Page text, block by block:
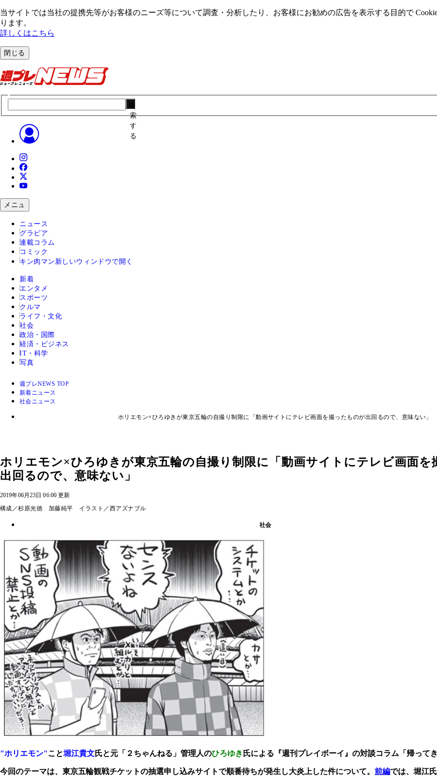
当サイトでは当社の提携先等がお客様のニーズ等について調査・分析したり、お客様にお勧めの広告を表⽰する⽬的で
ります。
詳しくはこちら
閉じる
索
す
る
メニュ
ニュース
グラビア
連載コラム
コミック
キン肉マン 新しいウィンドウで開く
新着
エンタメ
スポーツ
クルマ
ライフ・文化
社会
政治・国際
経済・ビジネス
IT・科学
写真
週プレNEWS TOP
新着ニュース
社会ニュース
ホリエモン×ひろゆきが東京五輪の自撮り制限に「動画サイトにテレビ画面を撮ったものが出回るので、意味ない」
ホリエモン×ひろゆきが東京五輪の自撮り制限に「動画サイトにテレビ画面を
出回るので、意味ない」
2019年06月23日 06:00 更新
構成／杉原光徳 加藤純平 イラスト／西アズナブル
社会
"ホリエモン"こと堀江貴文氏と元「２ちゃんねる」管理人のひろゆき 氏による『週刊プレイボーイ』の対談コラム「帰って
今回のテーマは、東京五輪観戦チケットの抽選申し込みサイトで順番待ちが発生し大炎上した件について。 前編では、堀江